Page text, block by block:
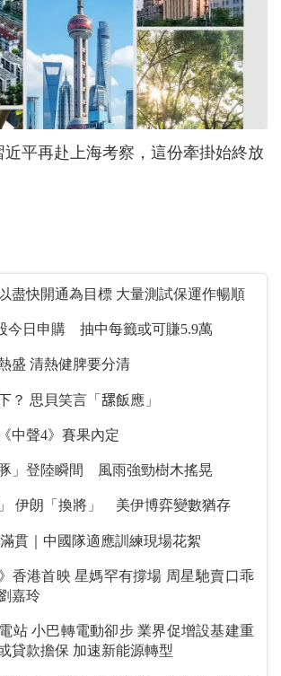
近平再赴上海考察，這份牽掛始終放
新皇崗口岸以盡快開通為目標 大量測試保運作暢順
今日申購 抽中每籤或可賺5.9萬
夏季皮炎濕熱盛 清熱健脾要分清
簽約星爺旗下？ 思貝笑言「𦧲飯應」
中聲4》賽果內定
」登陸瞬間 風雨強勁樹木搖晃
伊朗「換將」 美伊博弈變數猶存
貫｜中國隊適應訓練現場花絮
罕有撐場 周星馳賣口乖
嘉玲
轉電動卻步 業界促增設基建重
啟換車資助或貸款擔保 加速新能源轉型